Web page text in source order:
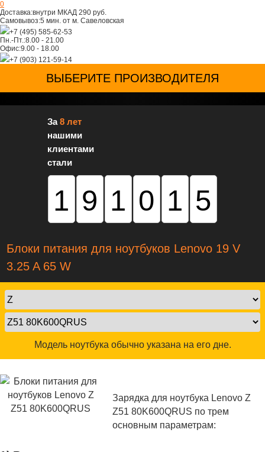
0
Доставка:внутри МКАД 290 руб.
Самовывоз:5 мин. от м. Савеловская
+7 (495) 585-62-53
Пн.-Пт.:8.00 - 21.00
Офис:9.00 - 18.00
+7 (903) 121-59-14
ВЫБЕРИТЕ ПРОИЗВОДИТЕЛЯ
За8 лет
нашими
клиентами
стали
191015
Блоки питания для ноутбуков Lenovo 19 V
3.25 A 65 W
Модель ноутбука обычно указана на его дне.
Зарядка для ноутбука Lenovo Z
Z51 80K600QRUS по трем
основным параметрам: